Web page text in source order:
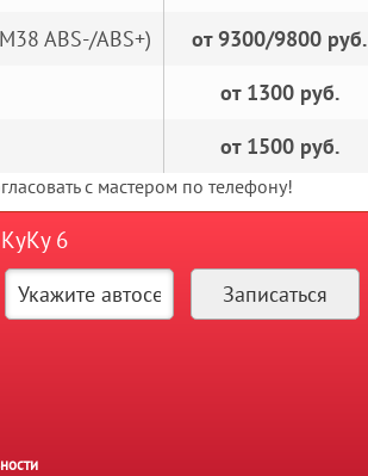
ABS-/ABS+)
от 9300/9800 руб.
от 1300 руб.
от 1500 руб.
с мастером по телефону!
6